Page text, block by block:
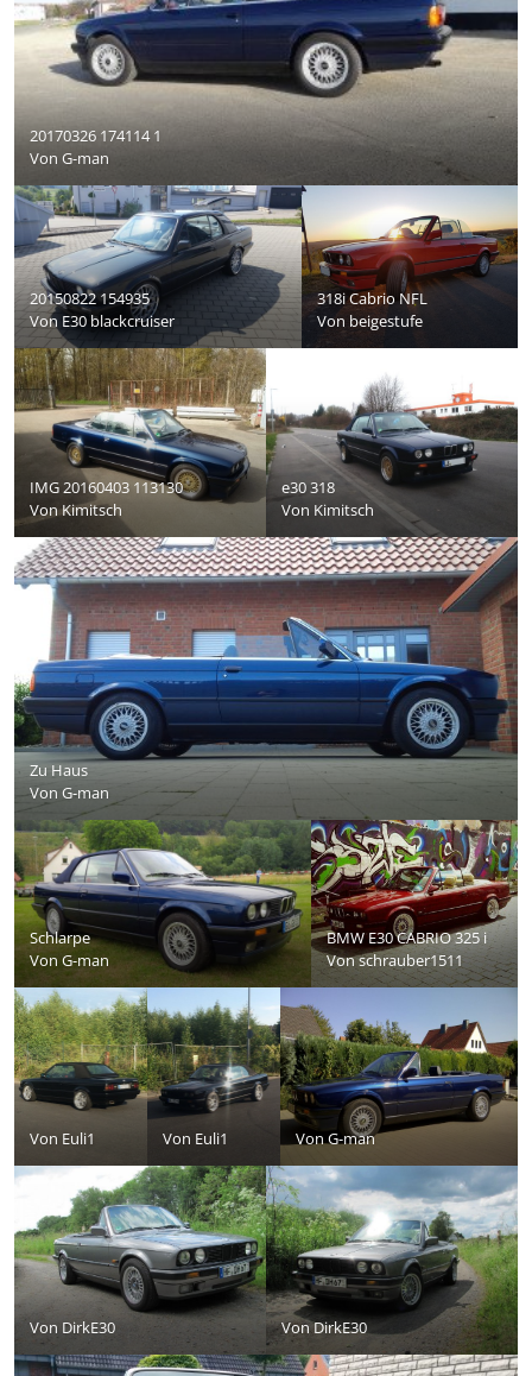
20170326 174114 1
Von G-man
20150822 154935
Von E30 blackcruiser
318i Cabrio NFL
Von beigestufe
IMG 20160403 113130
VonKimitsch
e30 318
Von Kimitsch
Zu Haus
Von G-man
Schlarpe
Von G-man
BMW E30 CABRIO 325 i
Vonschrauber1511
Von Euli1 Von Euli1 VonG-man
Von DirkE30 VonDirkE30